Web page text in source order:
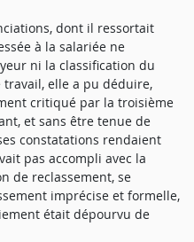
dont il ressortait
à la salariée ne
ni la classification du
elle a pu déduire,
critiqué par la troisième
et sans être tenue de
constatations rendaient
pas accompli avec la
de reclassement, se
imprécise et formelle,
était dépourvu de